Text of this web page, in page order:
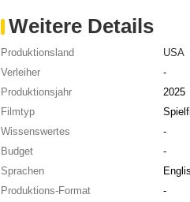
Weitere Details
Produktionsland
USA
Verleiher
-
Produktionsjahr
2025
Filmtyp
Wissenswertes
-
Budget
-
Sprachen
Produktions-Format
-